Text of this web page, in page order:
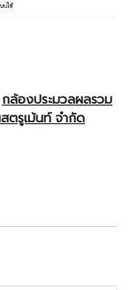
กล้องประมวลผลรวม
ตรูเม้นท์ จำกัด